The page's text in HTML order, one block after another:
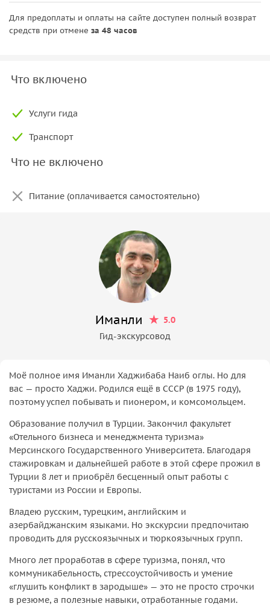
Для предоплаты и оплаты на сайте доступен полный возврат
средств при отмене за 48 часов
Что включено
Услуги гида
Транспорт
Что не включено
Питание (оплачивается самостоятельно)
Иманли
5.0
Гид-экскурсовод
Моё полное имя Иманли Хаджибаба Наиб оглы. Но для
вас — просто Хаджи. Родился ещё в СССР (в 1975 году),
поэтому успел побывать и пионером, и комсомольцем.
Образование получил в Турции. Закончил факультет
«Отельного бизнеса и менеджмента туризма»
Мерсинского Государственного Университета. Благодаря
стажировкам и дальнейшей работе в этой сфере прожил в
Турции 8 лет и приобрёл бесценный опыт работы с
туристами из России и Европы.
Владею русским, турецким, английским и
азербайджанским языками. Но экскурсии предпочитаю
проводить для русскоязычных и тюркоязычных групп.
Много лет проработав в сфере туризма, понял, что
коммуникабельность, стрессоустойчивость и умение
«глушить конфликт в зародыше» — это не просто строчки
в резюме, а полезные навыки, отработанные годами.